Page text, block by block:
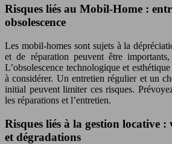
Risques liés au Mobil-Home :
obsolescence
Les mobil-homes sont sujets à la
et de réparation peuvent être
L’obsolescence technologique et
à considérer. Un entretien régulier et un
initial peuvent limiter ces risques.
les réparations et l’entretien.
Risques liés à la gestion locative :
et dégradations